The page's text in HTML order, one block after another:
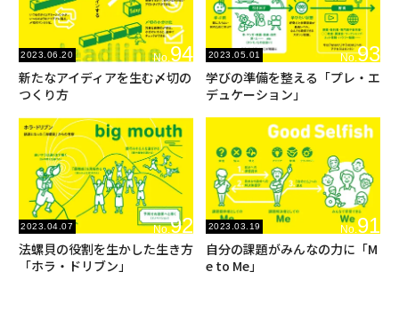
2023.06.20 No.94
新たなアイディアを生む〆切の
つくり方
2023.05.01 No.93
学びの準備を整える「プレ・エ
デュケーション」
2023.04.07 No.92
法螺貝の役割を生かした生き方
「ホラ・ドリブン」
2023.03.19 No.91
自分の課題がみんなの力に「M
e to Me」